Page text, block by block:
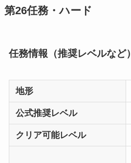
第26任務・ハード
任務情報（推奨レベルなど）
地形
公式推奨レベル
クリア可能レベル